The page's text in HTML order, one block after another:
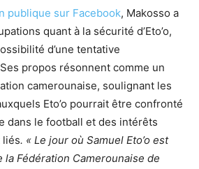
publique sur Facebook, Makosso a
quant à la sécurité d’Eto’o,
d’une tentative
propos résonnent comme un
camerounaise, soulignant les
Eto’o pourrait être confronté
dans le football et des intérêts
liés. « Le jour où Samuel Eto’o est
Fédération Camerounaise de